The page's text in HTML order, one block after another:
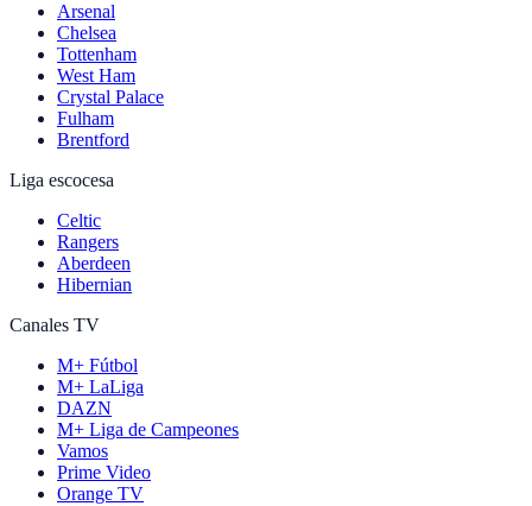
Arsenal
Chelsea
Tottenham
West Ham
Crystal Palace
Fulham
Brentford
Liga escocesa
Celtic
Rangers
Aberdeen
Hibernian
Canales TV
M+ Fútbol
M+ LaLiga
DAZN
M+ Liga de Campeones
Vamos
Prime Video
Orange TV